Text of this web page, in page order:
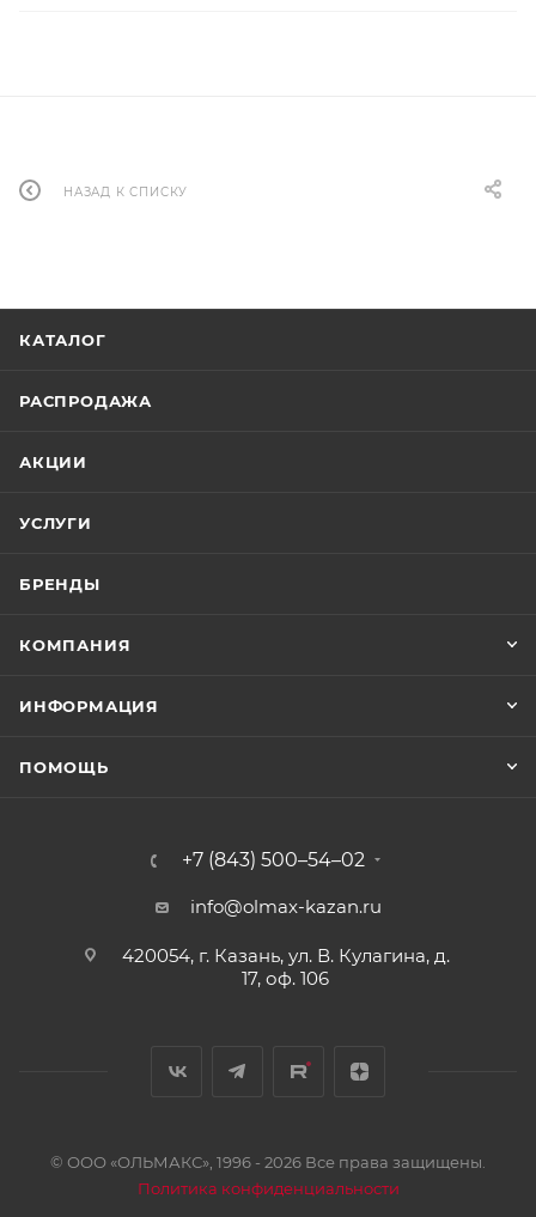
НАЗАД К СПИСКУ
КАТАЛОГ
РАСПРОДАЖА
АКЦИИ
УСЛУГИ
БРЕНДЫ
КОМПАНИЯ
ИНФОРМАЦИЯ
ПОМОЩЬ
+7 (843) 500–54–02
info@olmax-kazan.ru
420054, г. Казань, ул. В. Кулагина, д.
17, оф. 106
© ООО «ОЛЬМАКС», 1996 - 2026 Все права защищены.
Политика конфиденциальности